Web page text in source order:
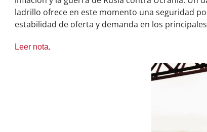
ladrillo ofrece en este momento una seguridad
estabilidad de oferta y demanda en los
Leer nota.